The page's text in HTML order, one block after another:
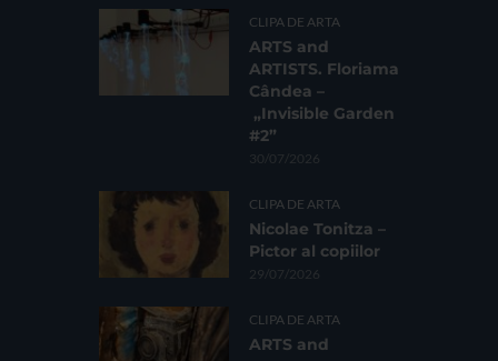
CLIPA DE ARTA
ARTS and
ARTISTS. Floriama
Cândea –
„Invisible Garden
#2”
30/07/2026
CLIPA DE ARTA
Nicolae Tonitza –
Pictor al copiilor
29/07/2026
CLIPA DE ARTA
ARTS and